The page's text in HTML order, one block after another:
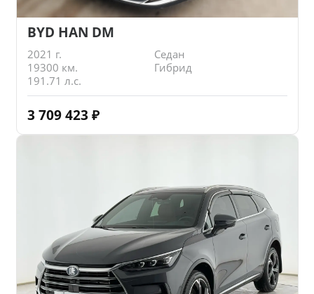
BYD HAN DM
2021 г.
Седан
19300 км.
Гибрид
191.71 л.с.
3 709 423 ₽